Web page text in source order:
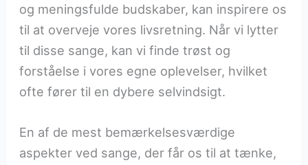
og meningsfulde budskaber, kan inspirere os
til at overveje vores livsretning. Når vi lytter
til disse sange, kan vi finde trøst og
forståelse i vores egne oplevelser, hvilket
ofte fører til en dybere selvindsigt.
En af de mest bemærkelsesværdige
aspekter ved sange, der får os til at tænke,